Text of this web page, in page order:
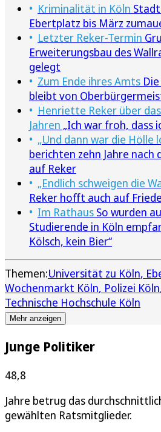
Kriminalität in Köln
Ebertplatz bis März
Letzter Reker-Termin
Erweiterungsbau des
gelegt
Zum Ende ihres Amts
bleibt von
Henriette Reker über
Jahren „Ich war froh, dass
„Und dann war die Hölle
berichten zehn Jahre
auf Reker
„Endlich schweigen die
Reker hofft auch auf
Im Rathaus So wurden
Studierende in Köln
Kölsch, kein Bier“
Themen:Universität zu Köln
Wochenmarkt Köln Polizei Köln
Technische Hochschule Köln
Mehr anzeigen
Junge Politiker
48,8
Jahre betrug das
gewählten Ratsmitglieder.